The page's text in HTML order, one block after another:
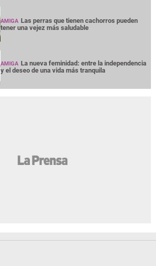
AMIGA Las perras que tienen cachorros pueden
tener una vejez más saludable
AMIGA La nueva feminidad: entre la independencia
y el deseo de una vida más tranquila